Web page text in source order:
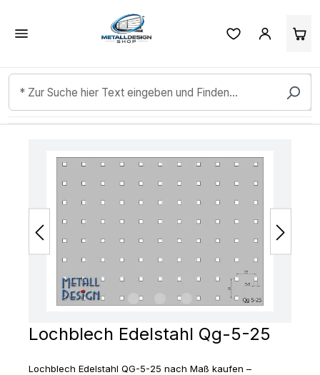
Zum Hauptinhalt springen
Bildergalerie überspringen
Lochblech Edelstahl Qg-5-25
Lochblech Edelstahl QG-5-25 nach Maß kaufen –